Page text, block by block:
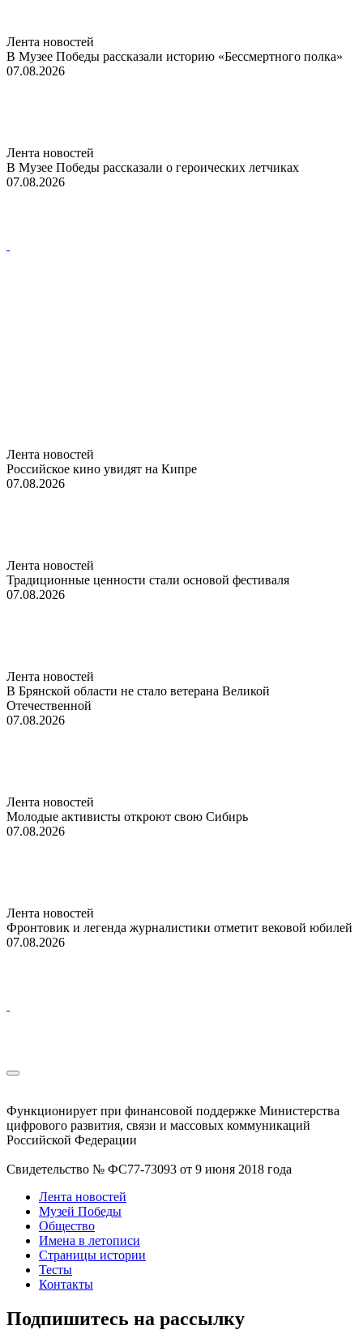
Лента новостей
В Музее Победы рассказали историю «Бессмертного полка»
07.08.2026
Лента новостей
В Музее Победы рассказали о героических летчиках
07.08.2026
Лента новостей
Российское кино увидят на Кипре
07.08.2026
Лента новостей
Традиционные ценности стали основой фестиваля
07.08.2026
Лента новостей
В Брянской области не стало ветерана Великой
Отечественной
07.08.2026
Лента новостей
Молодые активисты откроют свою Сибирь
07.08.2026
Лента новостей
Фронтовик и легенда журналистики отметит вековой юбилей
07.08.2026
Функционирует при финансовой поддержке Министерства
цифрового развития, связи и массовых коммуникаций
Российской Федерации
Свидетельство № ФС77-73093 от 9 июня 2018 года
Лента новостей
Музей Победы
Общество
Имена в летописи
Страницы истории
Тесты
Контакты
Подпишитесь на рассылку